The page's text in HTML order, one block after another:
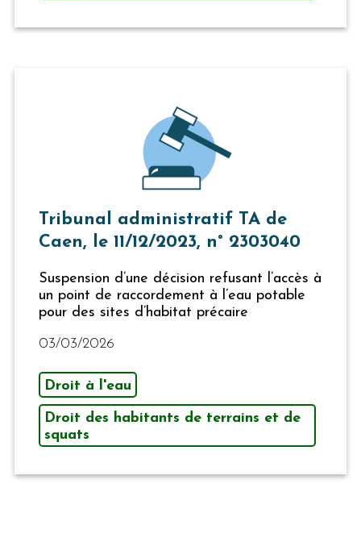
Tribunal administratif TA de
Caen, le 11/12/2023, n° 2303040
Suspension d’une décision refusant l’accès à
un point de raccordement à l’eau potable
pour des sites d’habitat précaire
03/03/2026
Droit à l'eau
Droit des habitants de terrains et de
squats